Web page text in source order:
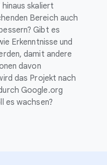
skaliert
Bereich auch
Gibt es
Erkenntnisse und
damit andere
davon
das Projekt nach
Google.org
es wachsen?